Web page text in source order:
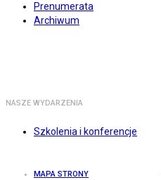
Prenumerata
Archiwum
NASZE WYDARZENIA
Szkolenia i konferencje
MAPA STRONY